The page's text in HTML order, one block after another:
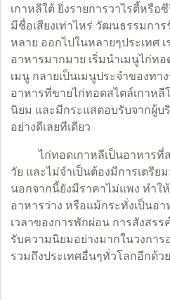
เกาหลีใต้ ยิ่งรายการวาไรตี้หรือ
มีชื่อเสียงเท่าไหร่ วัฒนธรรมกา
หลาย ออกไปในหลายๆประเทศ
อาหารมากมาย เริ่มนำเมนูไก่ท
เมนู กลายเป็นเมนูประจำของท
อาหารที่ขายไก่ทอดสไตล์เกาหลี
นิยม และมีกระแสตอบรับจากผู้บ
อย่างดีเลยทีเดียว
ไก่ทอดเกาหลีเป็นอาหารที่ส
วัย และไม่จำเป็นต้องมีการเตรี
นอกจากนี้ยังมีราคาไม่แพง ทำใ
อาหารว่าง หรือแม้กระทั่งเป็นอ
เวลาของการพักผ่อน การสังสรร
รับความนิยมอย่างมากในวงการ
รวมถึงประเทศอื่นๆทั่วโลกอีกด้วย